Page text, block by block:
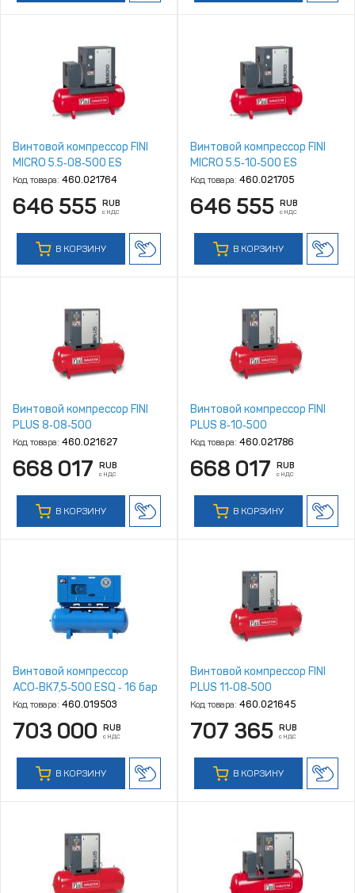
Винтовой компрессор FINI
MICRO 5.5‑08‑500 ES
Код товара: 460.021764
646 555 RUB
с НДС
В КОРЗИНУ
Винтовой компрессор FINI
MICRO 5.5‑10‑500 ES
Код товара: 460.021705
646 555 RUB
с НДС
В КОРЗИНУ
Винтовой компрессор FINI
PLUS 8‑08‑500
Код товара: 460.021627
668 017 RUB
с НДС
В КОРЗИНУ
Винтовой компрессор FINI
PLUS 8‑10‑500
Код товара: 460.021786
668 017 RUB
с НДС
В КОРЗИНУ
Винтовой компрессор
АСО‑ВК7,5‑500 ESQ ‑ 16 бар
Код товара: 460.019503
703 000 RUB
с НДС
В КОРЗИНУ
Винтовой компрессор FINI
PLUS 11‑08‑500
Код товара: 460.021645
707 365 RUB
с НДС
В КОРЗИНУ